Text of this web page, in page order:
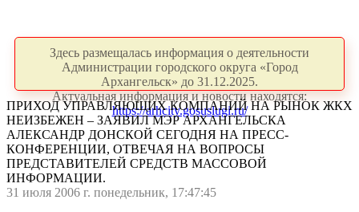
Здесь размещалась информация о деятельности
Администрации городского округа «Город
Архангельск» до 31.12.2025.
Актуальная информация и новости находятся:
https://arhcity.gosuslugi.ru/
ПРИХОД УПРАВЛЯЮЩИХ КОМПАНИЙ НА РЫНОК ЖКХ
НЕИЗБЕЖЕН – ЗАЯВИЛ МЭР АРХАНГЕЛЬСКА
АЛЕКСАНДР ДОНСКОЙ СЕГОДНЯ НА ПРЕСС-
КОНФЕРЕНЦИИ, ОТВЕЧАЯ НА ВОПРОСЫ
ПРЕДСТАВИТЕЛЕЙ СРЕДСТВ МАССОВОЙ
ИНФОРМАЦИИ.
31 июля 2006 г. понедельник, 17:47:45